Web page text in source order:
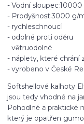
- Vodní
- Prodyšnost:3000 g/
- rychleschnoucí
- odolné proti oděru
- větruodolné
- náplety, které chrání
- vyrobeno v České
Softshellové kalhoty
jsou tedy vhodné na
Pohodlné a praktické
který je opatřen